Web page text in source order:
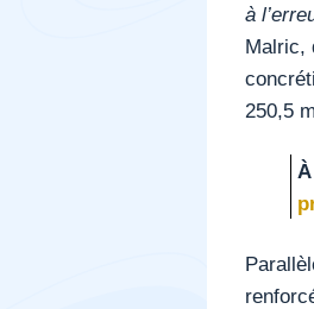
à
Malric,
250,5